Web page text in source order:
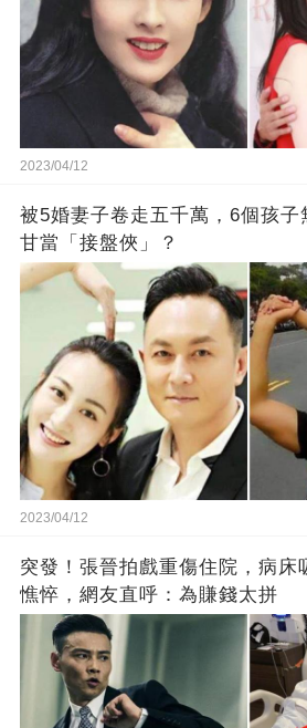
2023/04/12
被5婚妻子卷走五千萬，6個孩子
甘當「接盤俠」？
2023/04/12
突發！張晉拍戲重傷住院，病床
憔悴，網友直呼：為賺錢太拼